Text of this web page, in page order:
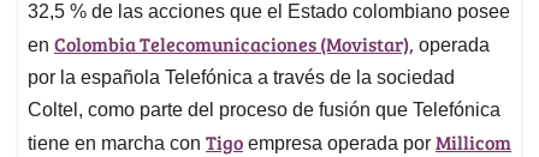
A
p
p
o
o
k
d
I
n
d
s
32,5 % de las acciones que el Estado colombiano posee
en Colombia Telecomunicaciones (Movistar), operada
por la española Telefónica a través de la sociedad
Coltel, como parte del proceso de fusión que Telefónica
tiene en marcha con Tigo empresa operada por Millicom